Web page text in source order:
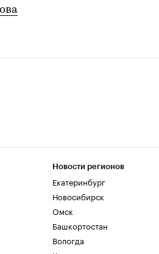
Новости регионов
Екатеринбург
Новосибирск
Омск
Башкортостан
Вологда